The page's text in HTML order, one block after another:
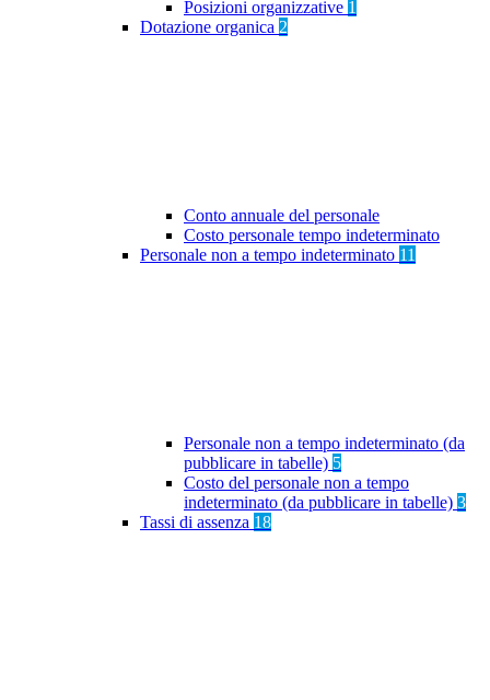
Posizioni organizzative 1
Dotazione organica 2
Conto annuale del personale
Costo personale tempo indeterminato
Personale non a tempo indeterminato 11
Personale non a tempo indeterminato (da
pubblicare in tabelle) 5
Costo del personale non a tempo
indeterminato (da pubblicare in tabelle) 3
Tassi di assenza 18